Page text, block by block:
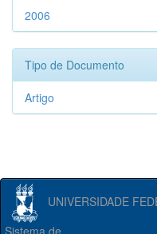
2006
Tipo de Documento
Artigo
UNIVERSIDADE
Sistema de